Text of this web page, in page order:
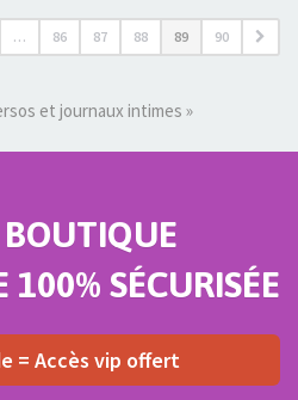
… 86 87 88 89 90
et journaux intimes »
SÉCURISÉE
= Accès vip offert